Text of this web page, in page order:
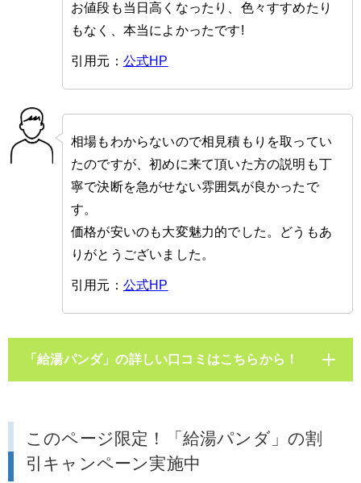
お値段も当日高くなったり、色々すすめたり
もなく、本当によかったです!
引用元： 公式HP
相場もわからないので相見積もりを取ってい
たのですが、初めに来て頂いた方の説明も丁
寧で決断を急がせない雰囲気が良かったで
す。
価格が安いのも大変魅力的でした。どうもあ
りがとうございました。
引用元： 公式HP
「給湯パンダ」の詳しい口コミはこちらから！
このページ限定！「給湯パンダ」の割
引キャンペーン実施中